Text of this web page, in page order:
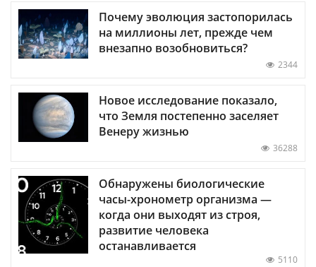
Почему эволюция застопорилась
на миллионы лет, прежде чем
внезапно возобновиться?
2344
Новое исследование показало,
что Земля постепенно заселяет
Венеру жизнью
36288
Обнаружены биологические
часы-хронометр организма —
когда они выходят из строя,
развитие человека
останавливается
5110